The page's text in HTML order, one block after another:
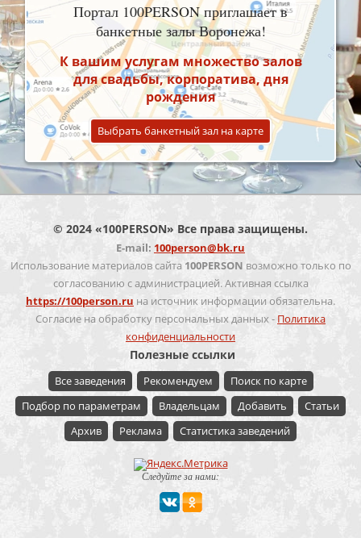
Портал 100PERSON приглашает в
банкетные залы Воронежа!
К вашим услугам множество залов
для свадьбы, корпоратива, дня
рождения
Выбрать банкетный зал на карте
© 2024 «100PERSON» Все права защищены.
E-mail: 100person@bk.ru
Использование материалов сайта 100PERSON возможно только по
согласованию с администрацией. Активная ссылка
https://100person.ru на источник информации обязательна.
Согласие на обработку персональных данных - Политика
конфиденциальности
Полезные ссылки
Все заведения Рекомендуем
Поиск по карте
Подбор по параметрам
Владельцам Добавить
Статьи
Архив
Реклама Статистика заведений
Следуйте за нами: